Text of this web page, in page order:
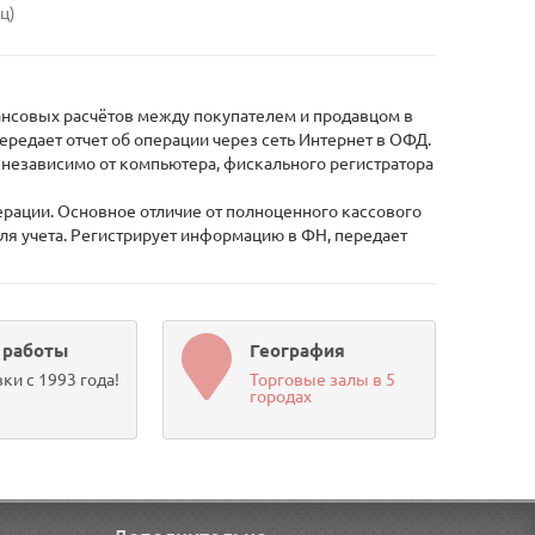
расчётов между покупателем и продавцом в
отчет об операции через сеть Интернет в ОФД.
от компьютера, фискального регистратора
Основное отличие от полноценного кассового
учета. Регистрирует информацию в ФН, передает
с 1993 года!
География
Торговые залы в 5
городах